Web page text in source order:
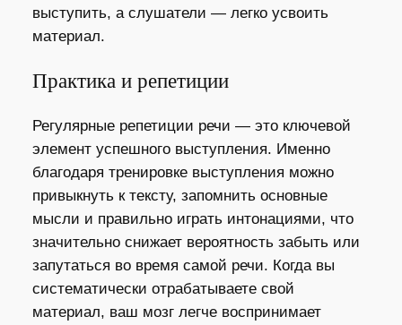
выступить, а слушатели — легко усвоить
материал.
Практика и репетиции
Регулярные репетиции речи — это ключевой
элемент успешного выступления. Именно
благодаря тренировке выступления можно
привыкнуть к тексту, запомнить основные
мысли и правильно играть интонациями, что
значительно снижает вероятность забыть или
запутаться во время самой речи. Когда вы
систематически отрабатываете свой
материал, ваш мозг легче воспринимает